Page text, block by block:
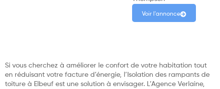
Voir l'annonce
Si vous cherchez à améliorer le confort de votre habitation tout
en réduisant votre facture d’énergie, l’Isolation des rampants de
toiture à Elbeuf est une solution à envisager. L’Agence Verlaine,